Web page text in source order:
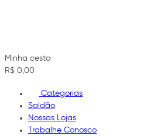
Minha cesta
R$ 0,00
Categorias
Saldão
Nossas Lojas
Trabalhe Conosco